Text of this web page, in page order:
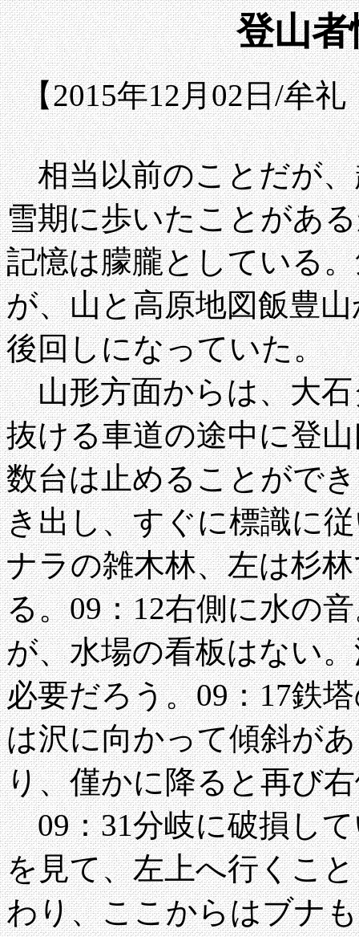
登山者
【2015年12月02日/牟
相当以前のことだが、
雪期に歩いたことがあ
記憶は朦朧としている
が、山と高原地図飯豊
後回しになっていた。
山形方面からは、大石
抜ける車道の途中に登
数台は止めることがで
き出し、すぐに標識に
ナラの雑木林、左は杉
る。09：12右側に水の
が、水場の看板はない
必要だろう。09：17鉄
は沢に向かって傾斜が
り、僅かに降ると再び
09：31分岐に破損して
を見て、左上へ行くこ
わり、ここからはブナ